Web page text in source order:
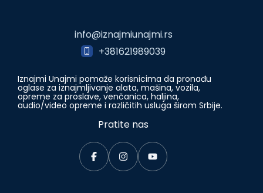
info@iznajmiunajmi.rs
+381621989039
Iznajmi Unajmi pomaže korisnicima da pronađu
oglase za iznajmljivanje alata, mašina, vozila,
opreme za proslave, venčanica, haljina,
audio/video opreme i različitih usluga širom Srbije.
Pratite nas